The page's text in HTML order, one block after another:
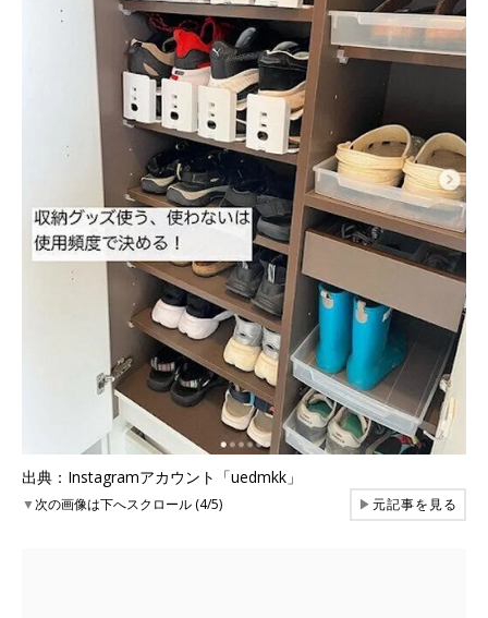
出典：Instagramアカウント「uedmkk」
▼次の画像は下へスクロール (4/5) ▶元記事を見る